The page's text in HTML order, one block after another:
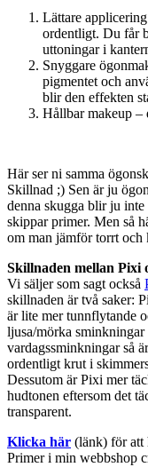
Lättare
ordentligt. Du får
uttoningar i
Snyggare
pigmentet och
blir den effekten
Hållbar makeup
Här ser ni samma
Skillnad ;) Sen är ju
denna skugga blir ju
skippar primer. Men så
om man jämför torrt och
Skillnaden mellan Pixi
Vi säljer som sagt också
skillnaden är två saker:
är lite mer tunnflytande
ljusa/mörka
vardagssminkningar så
ordentligt krut i
Dessutom är Pixi mer
hudtonen eftersom det
transparent.
Klicka här (länk) för att
Primer i min webbshop